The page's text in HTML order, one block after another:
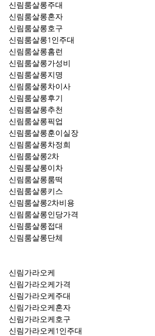
신림룸살롱주대
신림룸살롱혼자
신림룸살롱호구
신림룸살롱1인주대
신림룸살롱홈런
신림룸살롱가성비
신림룸살롱지명
신림룸살롱차이사
신림룸살롱후기
신림룸살롱추천
신림룸살롱훈이실장
신림룸살롱차정희
신림룸살롱2차
신림룸살롱이차
신림룸살롱룸떡
신림룸살롱키스
신림룸살롱2차비용
신림룸살롱인당가격
신림룸살롱접대
신림룸살롱단체
신림가라오케
신림가라오케가격
신림가라오케주대
신림가라오케혼자
신림가라오케호구
신림가라오케1인주대